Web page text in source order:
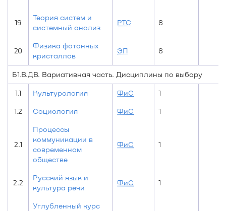
19
Теория систем и
системный анализ
РТС 8
20
Физика фотонных
кристаллов
ЭП 8
Б1.В.ДВ. Вариативная часть. Дисциплины по выбору
1.1 Культурология ФиС 1
1.2 Социология ФиС 1
2.1
Процессы
коммуникации в
современном
обществе
ФиС 1
2.2
Русский язык и
культура речи
ФиС 1
Углубленный курс